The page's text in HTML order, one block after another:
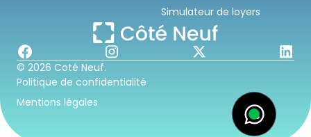
Simulateur de loyers
© 2026 Coté Neuf.
Politique de confidentialité
Mentions légales